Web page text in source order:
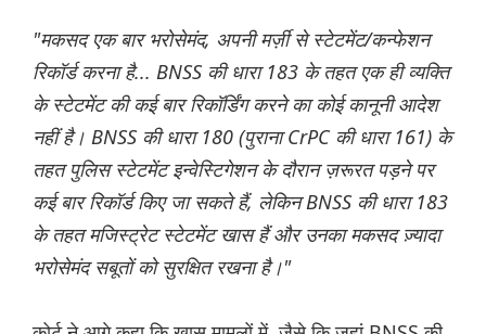
"मकसद एक बार भरोसेमंद, अपनी मर्ज़ी से स्टेटमेंट/कन्फेशन
रिकॉर्ड करना है... BNSS की धारा 183 के तहत एक ही व्यक्ति
के स्टेटमेंट की कई बार रिकॉर्डिंग करने का कोई कानूनी आदेश
नहीं है। BNSS की धारा 180 (पुराना CrPC की धारा 161) के
तहत पुलिस स्टेटमेंट इन्वेस्टिगेशन के दौरान ज़रूरत पड़ने पर
कई बार रिकॉर्ड किए जा सकते हैं, लेकिन BNSS की धारा 183
के तहत मजिस्ट्रेट स्टेटमेंट खास हैं और उनका मकसद ज़्यादा
भरोसेमंद सबूतों को सुरक्षित रखना है।"